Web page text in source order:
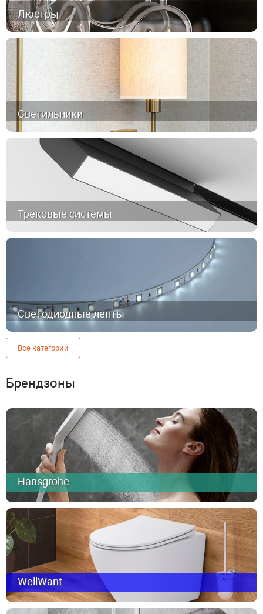
Люстры
Светильники
Трековые системы
Светодиодные ленты
Все категории
Брендзоны
Hansgrohe
WellWant